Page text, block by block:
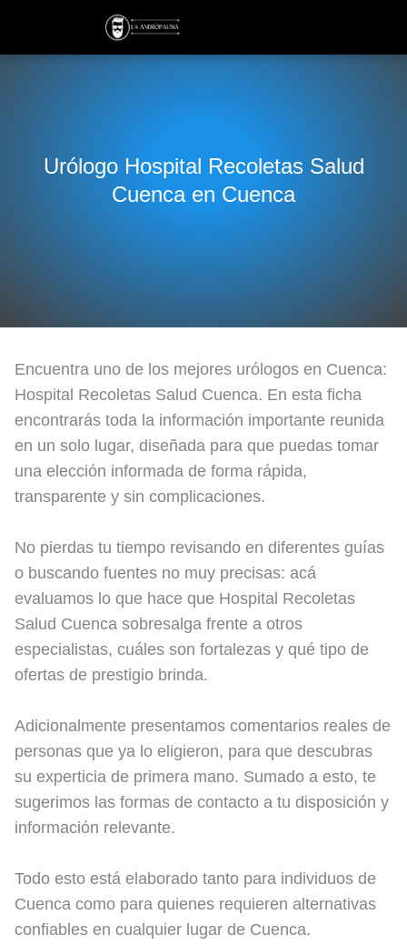
Urólogo Hospital Recoletas Salud
Cuenca en Cuenca
Encuentra uno de los mejores urólogos en Cuenca:
Hospital Recoletas Salud Cuenca. En esta ficha
encontrarás toda la información importante reunida
en un solo lugar, diseñada para que puedas tomar
una elección informada de forma rápida,
transparente y sin complicaciones.
No pierdas tu tiempo revisando en diferentes guías
o buscando fuentes no muy precisas: acá
evaluamos lo que hace que Hospital Recoletas
Salud Cuenca sobresalga frente a otros
especialistas, cuáles son fortalezas y qué tipo de
ofertas de prestigio brinda.
Adicionalmente presentamos comentarios reales de
personas que ya lo eligieron, para que descubras
su experticia de primera mano. Sumado a esto, te
sugerimos las formas de contacto a tu disposición y
información relevante.
Todo esto está elaborado tanto para individuos de
Cuenca como para quienes requieren alternativas
confiables en cualquier lugar de Cuenca.